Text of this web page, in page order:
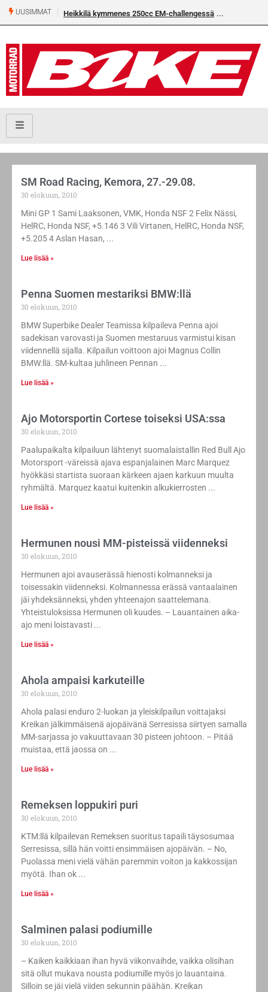
UUSIMMAT Heikkilä kymmenes 250cc EM-challengessä
SM Road Racing, Kemora, 27.-29.08.
30 elokuun, 2010
Mini GP 1 Sami Laaksonen, VMK, Honda NSF 2 Felix Nässi,
HelRC, Honda NSF, +5.146 3 Vili Virtanen, HelRC, Honda NSF,
+5.205 4 Aslan Hasan,
Lue lisää »
Penna Suomen mestariksi BMW:llä
30 elokuun, 2010
BMW Superbike Dealer Teamissa kilpaileva Penna ajoi
sadekisan varovasti ja Suomen mestaruus varmistui kisan
viidennellä sijalla. Kilpailun voittoon ajoi Magnus Collin
BMW:llä. SM-kultaa juhlineen Pennan
Lue lisää »
Ajo Motorsportin Cortese toiseksi USA:ssa
30 elokuun, 2010
Paalupaikalta kilpailuun lähtenyt suomalaistallin Red Bull Ajo
Motorsport -väreissä ajava espanjalainen Marc Marquez
hyökkäsi startista suoraan kärkeen ajaen karkuun muulta
ryhmältä. Marquez kaatui kuitenkin alkukierrosten
Lue lisää »
Hermunen nousi MM-pisteissä viidenneksi
30 elokuun, 2010
Hermunen ajoi avauserässä hienosti kolmanneksi ja
toisessakin viidenneksi. Kolmannessa erässä vantaalainen
jäi yhdeksänneksi, yhden yhteenajon saattelemana.
Yhteistuloksissa Hermunen oli kuudes. – Lauantainen aika-
ajo meni loistavasti
Lue lisää »
Ahola ampaisi karkuteille
30 elokuun, 2010
Ahola palasi enduro 2-luokan ja yleiskilpailun voittajaksi
Kreikan jälkimmäisenä ajopäivänä Serresissa siirtyen samalla
MM-sarjassa jo vakuuttavaan 30 pisteen johtoon. – Pitää
muistaa, että jaossa on
Lue lisää »
Remeksen loppukiri puri
30 elokuun, 2010
KTM:llä kilpailevan Remeksen suoritus tapaili täysosumaa
Serresissa, sillä hän voitti ensimmäisen ajopäivän. – No,
Puolassa meni vielä vähän paremmin voiton ja kakkossijan
myötä. Ihan ok
Lue lisää »
Salminen palasi podiumille
30 elokuun, 2010
– Kaiken kaikkiaan ihan hyvä viikonvaihde, vaikka olisihan
sitä ollut mukava nousta podiumille myös jo lauantaina.
Silloin se jäi vielä viiden sekunnin päähän. Kreikan